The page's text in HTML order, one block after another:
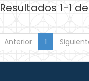
Resultados 1-1 de
Anterior 1